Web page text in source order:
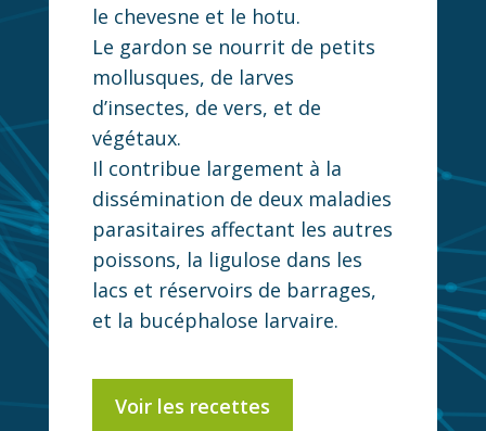
le chevesne et le hotu.
Le gardon se nourrit de petits
mollusques, de larves
d’insectes, de vers, et de
végétaux.
Il contribue largement à la
dissémination de deux maladies
parasitaires affectant les autres
poissons, la ligulose dans les
lacs et réservoirs de barrages,
et la bucéphalose larvaire.
Voir les recettes